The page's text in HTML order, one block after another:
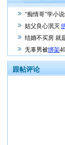
“痴情哥”学小
姑父良心泯灭
结婚不买房 就
无辜男被绑架
跟帖评论